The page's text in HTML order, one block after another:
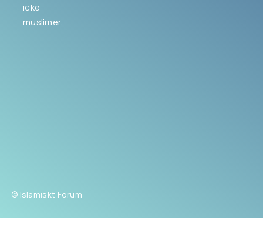
icke
muslimer.
© Islamiskt Forum